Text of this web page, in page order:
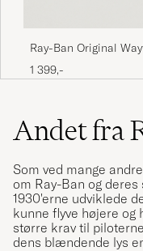
Ray-Ban Original
Sunglasses Tortoise/
1 399,-
Andet fra
Som ved mange
om Ray-Ban og
1930'erne udviklede
kunne flyve højere og
større krav til
dens blændende lys